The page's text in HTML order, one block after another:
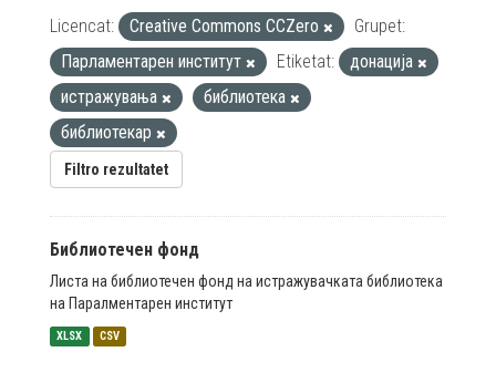
Licencat: Creative Commons CCZero
Grupet:
Парламентарен институт
Etiketat:
донација
истражувања
библиотека
библиотекар
Filtro rezultatet
Библиотечен фонд
Листа на библиотечен фонд на истражувачката библиотека
на Паралментарен институт
XLSX CSV